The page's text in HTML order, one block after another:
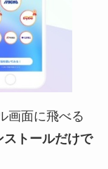
画面に飛べる
トールだけで